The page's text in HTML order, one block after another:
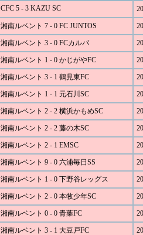
CFC 5 - 3 KAZU SC
湘南ルベント 7 - 0 FC JUNTOS
湘南ルベント 3 - 0 FCカルパ
湘南ルベント 1 - 0 かじがやFC
湘南ルベント 3 - 1 鶴見東FC
湘南ルベント 1 - 1 元石川SC
湘南ルベント 2 - 2 横浜かもめSC
湘南ルベント 2 - 2 藤の木SC
湘南ルベント 2 - 1 EMSC
湘南ルベント 9 - 0 六浦毎日SS
湘南ルベント 1 - 0 下野谷レッグス
湘南ルベント 2 - 0 本牧少年SC
湘南ルベント 0 - 0 青葉FC
湘南ルベント 3 - 1 大豆戸FC